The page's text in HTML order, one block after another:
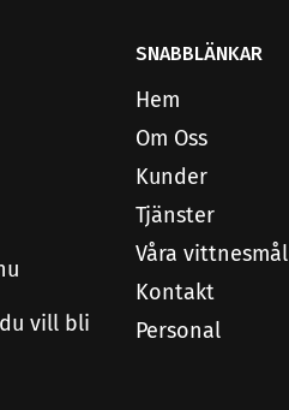
vill bli
SNABBLÄNKAR
Hem
Om Oss
Kunder
Tjänster
Våra vittnesmål
Kontakt
Personal